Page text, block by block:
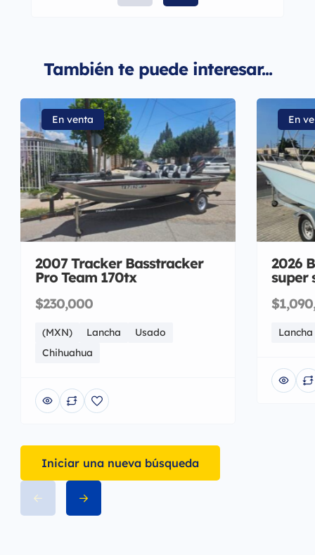
También te puede interesar...
En venta
2007 Tracker Basstracker
Pro Team 170tx
$230,000
(MXN) Lancha
Usado
Chihuahua
En
2026
super
Lancha
Iniciar una nueva búsqueda